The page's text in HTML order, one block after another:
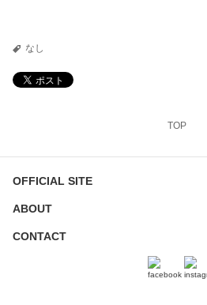
なし
TOP
OFFICIAL SITE
ABOUT
CONTACT